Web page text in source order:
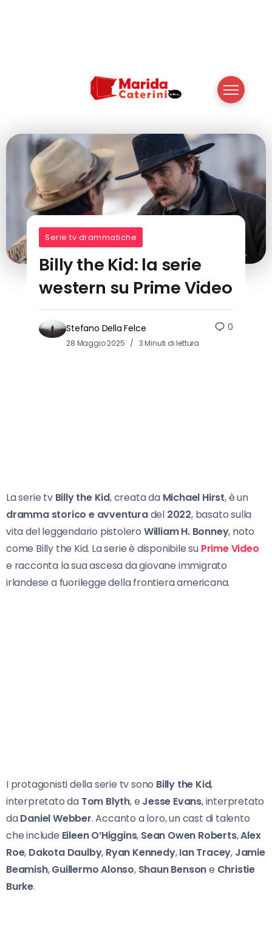
Serie tv drammatiche
Billy the Kid: la serie
western su Prime Video
Stefano Della Felce
28 Maggio 2025 3 Minuti di lettura
0
La serie tv Billy the Kid, creata da Michael Hirst, è un
dramma storico e avventuradel 2022, basato sulla
vita del leggendario pistolero William H. Bonney, noto
come Billy the Kid. La serie è disponibile su Prime Video
e racconta la sua ascesa da giovane immigrato
irlandese a fuorilegge della frontiera americana.
I protagonisti della serie tv sono Billy the Kid,
interpretato da Tom Blyth, e Jesse Evans, interpretato
daDaniel Webber. Accanto a loro, un cast di talento
che include Eileen O’Higgins, Sean Owen Roberts,Alex
Roe, Dakota Daulby, Ryan Kennedy,Ian Tracey, Jamie
Beamish,Guillermo Alonso, Shaun Bensone Christie
Burke.